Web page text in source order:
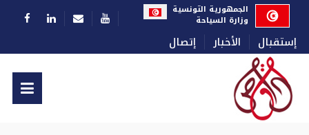
إستقبال الأخبار إتصال
اختر لغتكالجمهورية التونسية
وزارة السياحة